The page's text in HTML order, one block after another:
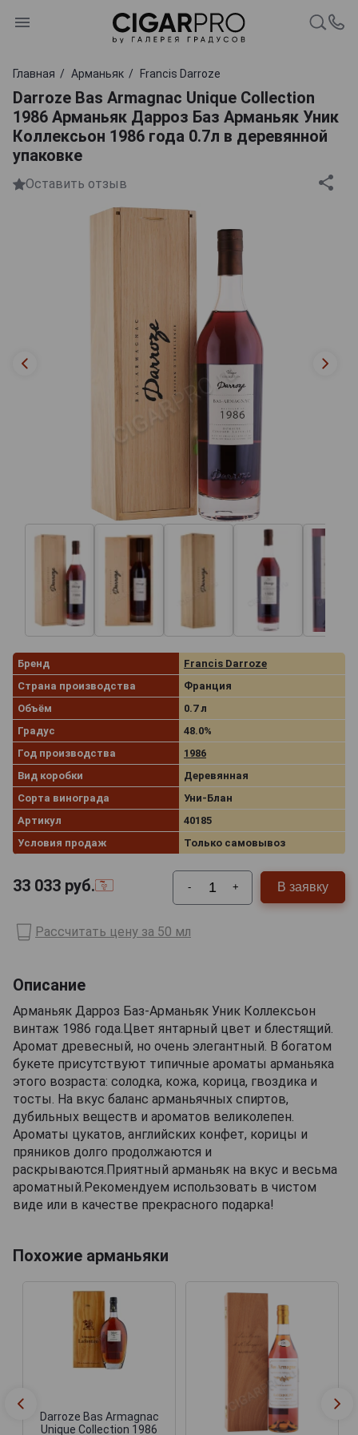
Главная Арманьяк Francis Darroze
Darroze Bas Armagnac Unique Collection
1986 Арманьяк Дарроз Баз Арманьяк Уник
Коллексьон 1986 года 0.7л в деревянной
упаковке
Оставить отзыв
Бренд
Francis Darroze
Страна производства
Франция
Объём
0.7 л
Градус
48.0%
Год производства
1986
Вид коробки
Деревянная
Сорта винограда
Уни-Блан
Артикул
40185
Условия продаж
Только самовывоз
33 033 руб. - + В заявку
Рассчитать цену за 50 мл
Описание
Арманьяк Дарроз Баз-Арманьяк Уник Коллексьон
винтаж 1986 года.Цвет янтарный цвет и блестящий.
Аромат древесный, но очень элегантный. В богатом
букете присутствуют типичные ароматы арманьяка
этого возраста: солодка, кожа, корица, гвоздика и
тосты. На вкус баланс арманьячных спиртов,
дубильных веществ и ароматов великолепен.
Ароматы цукатов, английских конфет, корицы и
пряников долго продолжаются и
раскрываются.Приятный арманьяк на вкус и весьма
ароматный.Рекомендуем использовать в чистом
виде или в качестве прекрасного подарка!
Похожие арманьяки
Darroze Bas Armagnac
Unique Collection 1986